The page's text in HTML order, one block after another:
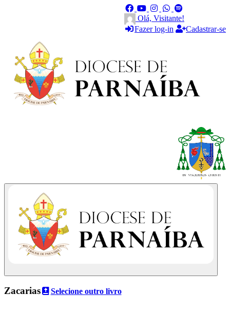
Olá, Visitante!
Fazer log-in
Cadastrar-se
Zacarias Selecione outro livro